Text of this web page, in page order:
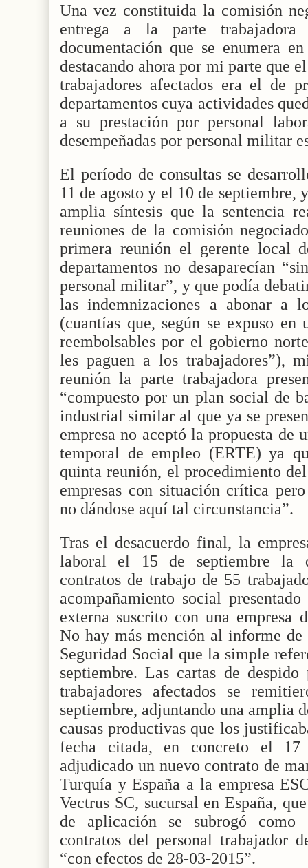
Una vez constituida la comisión
entrega a la parte
documentación que se enumera
destacando ahora por mi parte que
trabajadores afectados era el de
departamentos cuya actividades
a su prestación por personal
desempeñadas por personal militar
El período de consultas se
11 de agosto y el 10 de
amplia síntesis que la sentencia
reuniones de la comisión
primera reunión el gerente local
departamentos no desaparecían
personal militar”, y que podía
las indemnizaciones a abonar a
(cuantías que, según se expuso en
reembolsables por el gobierno
les paguen a los trabajadores”),
reunión la parte trabajadora
“compuesto por un plan social de
industrial similar al que ya se
empresa no aceptó la propuesta de
temporal de empleo (ERTE) ya
quinta reunión, el procedimiento
empresas con situación crítica
no dándose aquí tal circunstancia”.
Tras el desacuerdo final, la
laboral el 15 de septiembre la
contratos de trabajo de 55
acompañamiento social
externa suscrito con una empresa
No hay más mención al informe
Seguridad Social que la simple
septiembre. Las cartas de
trabajadores afectados se
septiembre, adjuntando una amplia
causas productivas que los
fecha citada, en concreto el 17
adjudicado un nuevo contrato de
Turquía y España a la empresa
Vectrus SC, sucursal en España,
de aplicación se subrogó como
contratos del personal trabajador
“con efectos de 28-03-2015”.